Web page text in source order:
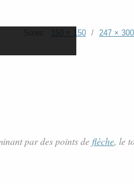
150 × 150 / 247 × 300
par des points deflèche, le